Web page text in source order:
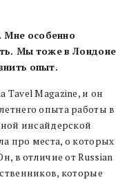
Мне особенно
Мы тожев Лондоне
опыт.
Tavel Magazine, и он
опыта работы в
инсайдерской
про места, о которых
в отличие от Russian
которые